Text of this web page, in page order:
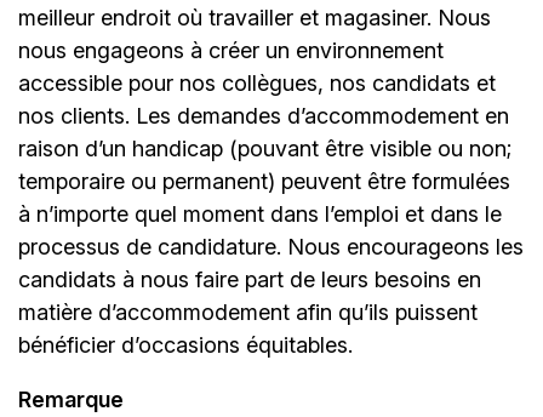
meilleur endroit où travailler et magasiner. Nous
nous engageons à créer un environnement
accessible pour nos collègues, nos candidats et
nos clients. Les demandes d’accommodement en
raison d’un handicap (pouvant être visible ou non;
temporaire ou permanent) peuvent être formulées
à n’importe quel moment dans l’emploi et dans le
processus de candidature. Nous encourageons les
candidats à nous faire part de leurs besoins en
matière d’accommodement afin qu’ils puissent
bénéficier d’occasions équitables.
Remarque